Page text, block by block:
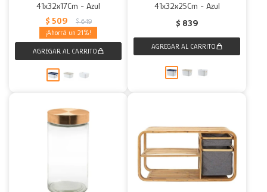
41x32x17Cm - Azul
$ 509 $ 649
21
41x32x25Cm - Azul
$ 839